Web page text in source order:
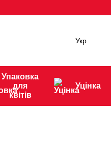
Укр
Упаковка
для
квітів
Уцінка